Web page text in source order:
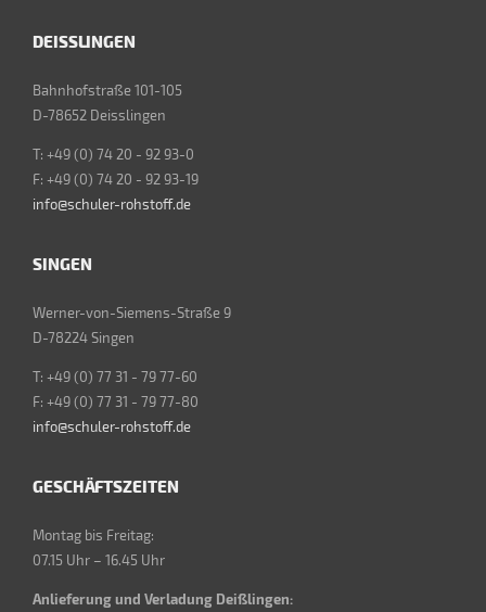
DEISSLINGEN
Bahnhofstraße 101-105
D-78652 Deisslingen
T: +49 (0) 74 20 - 92 93-0
F: +49 (0) 74 20 - 92 93-19
info@schuler-rohstoff.de
SINGEN
Werner-von-Siemens-Straße 9
D-78224 Singen
T: +49 (0) 77 31 - 79 77-60
F: +49 (0) 77 31 - 79 77-80
info@schuler-rohstoff.de
GESCHÄFTSZEITEN
Montag bis Freitag:
07.15 Uhr – 16.45 Uhr
Anlieferung und Verladung Deißlingen: